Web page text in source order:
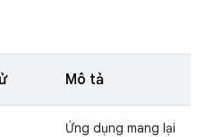
Mô tả
Ứng dụng mang lại